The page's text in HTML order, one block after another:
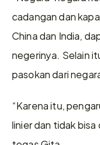
cadangan dan
China dan India,
negerinya. Selain
pasokan dari
“Karena itu,
linier dan tidak bisa